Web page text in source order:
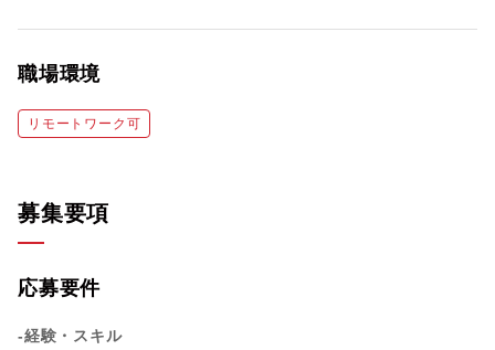
職場環境
リモートワーク可
募集要項
応募要件
-経験・スキル